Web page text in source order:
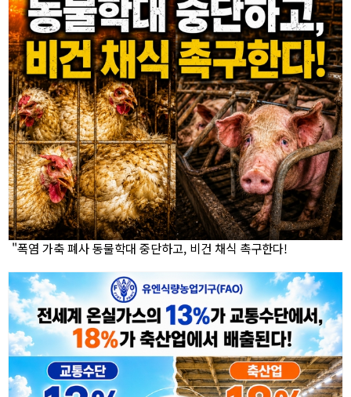
"폭염 가축 폐사 동물학대 중단하고, 비건 채식 촉구한다!